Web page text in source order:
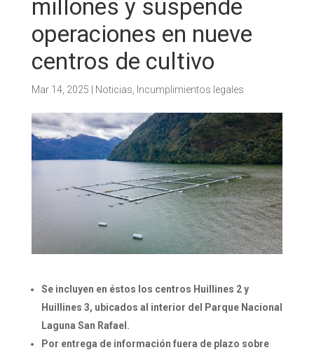
millones y suspende
operaciones en nueve
centros de cultivo
Mar 14, 2025 Noticias Incumplimientos legales
Se incluyen en éstos los centros Huillines 2 y
Huillines 3, ubicados al interior del Parque Nacional
Laguna San Rafael.
Por entrega de información fuera de plazo sobre